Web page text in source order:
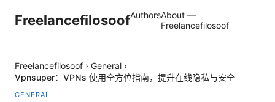
FreelancefilosoofAuthorsAbout —
Freelancefilosoof
Freelancefilosoof › General ›
Vpnsuper：VPNs 使用全方位指南，提升在线隐私与安全
GENERAL